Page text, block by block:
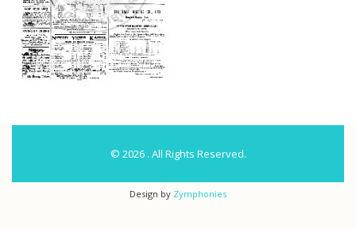
© 2026 . All Rights Reserved.
Design by Zymphonies